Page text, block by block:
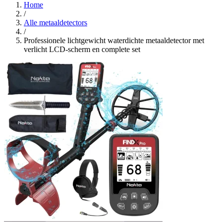
Home
/
Alle metaaldetectors
/
Professionele lichtgewicht waterdichte metaaldetector met
verlicht LCD-scherm en complete set